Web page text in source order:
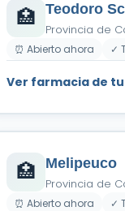
🏥 Teodoro
Provincia de
⏰ Abierto ahora ✓
Ver farmacia de
🏥 Melipeuco
Provincia de
⏰ Abierto ahora ✓